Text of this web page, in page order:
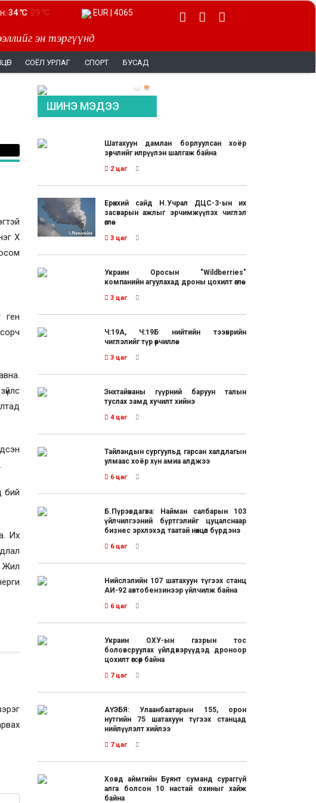
эн тэргүүнд
34 ℃ EUR | 4065
СОЁЛ УРЛАГ СПОРТ БУСАД
Х
ген
бий
Их
Жил
ШИНЭ МЭДЭЭ
Шатахуун дамлан борлуулсан хоёр
зөрчлийг илрүүлэн шалгаж байна
2 цаг
Ерөнхий сайд Н.Учрал ДЦС-3-ын их
засварын ажлыг эрчимжүүлэх чиглэл
өглөө
3 цаг
Украин Оросын "Wildberries"
компанийн агуулахад дроны цохилт өглөө
3 цаг
Ч:19А, Ч:19Б нийтийн тээврийн
чиглэлийг түр өөрчиллөө
3 цаг
Энхтайваны гүүрний баруун талын
туслах замд хучилт хийнэ
4 цаг
Тайландын сургуульд гарсан халдлагын
улмаас хоёр хүн амиа алджээ
6 цаг
Б.Пүрэвдагва: Найман салбарын 103
үйлчилгээний бүртгэлийг цуцалснаар
бизнес эрхлэхэд таатай нөхцөл бүрдэнэ
6 цаг
Нийслэлийн 107 шатахуун түгээх станц
АИ-92 автобензинээр үйлчилж байна
6 цаг
Украин ОХУ-ын газрын тос
боловсруулах үйлдвэрүүдэд дроноор
цохилт өгсөөр байна
7 цаг
АҮЭБЯ: Улаанбаатарын 155, орон
нутгийн 75 шатахуун түгээх станцад
нийлүүлэлт хийлээ
7 цаг
Ховд аймгийн Буянт суманд сураггүй
алга болсон 10 настай охиныг хайж
байна